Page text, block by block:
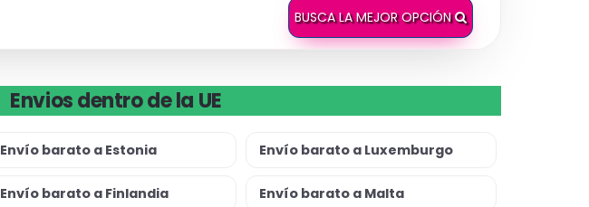
BUSCA LA MEJOR OPCIÓN
Envios dentro de la UE
Envío barato a Estonia
Envío barato a Finlandia
Envío barato a Luxemburgo
Envío barato a Malta